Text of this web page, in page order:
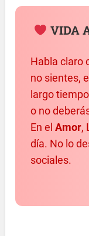
VIDA
Habla claro
no sientes,
largo
o no
En elAmor,
día. No lo
sociales.